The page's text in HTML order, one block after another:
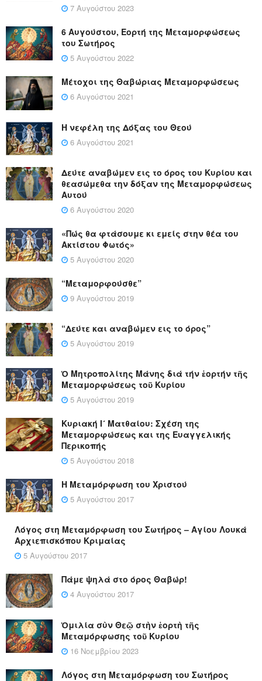
7 Αυγούστου 2023
6 Αυγούστου, Εορτή της Μεταμορφώσεως
του Σωτήρος
5 Αυγούστου 2022
Μέτοχοι της Θαβώριας Μεταμορφώσεως
6 Αυγούστου 2021
Η νεφέλη της Δόξας του Θεού
6 Αυγούστου 2021
Δεύτε αναβώμεν εις το όρος του Κυρίου και
θεασώμεθα την δόξαν της Μεταμορφώσεως
Αυτού
6 Αυγούστου 2020
«Πώς θα φτάσουμε κι εμείς στην θέα του
Ακτίστου Φωτός»
5 Αυγούστου 2020
“Μεταμορφούσθε”
9 Αυγούστου 2019
“Δεύτε και αναβώμεν εις το όρος”
5 Αυγούστου 2019
Ὁ Μητροπολίτης Μάνης διά τήν ἑορτήν τῆς
Μεταμορφώσεως τοῦ Κυρίου
5 Αυγούστου 2019
Κυριακή Ι´ Ματθαίου: Σχέση της
Μεταμορφώσεως και της Ευαγγελικής
Περικοπής
5 Αυγούστου 2018
Η Μεταμόρφωση του Χριστού
5 Αυγούστου 2017
Λόγος στη Μεταμόρφωση του Σωτήρος – Αγίου Λουκά
Αρχιεπισκόπου Κριμαίας
5 Αυγούστου 2017
Πάμε ψηλά στο όρος Θαβώρ!
4 Αυγούστου 2017
Ὁμιλία σὺν Θεῷ στὴν ἑορτὴ τῆς
Μεταμόρφωσης τοῦ Κυρίου
16 Νοεμβρίου 2023
Λόγος στη Μεταμόρφωση του Σωτήρος